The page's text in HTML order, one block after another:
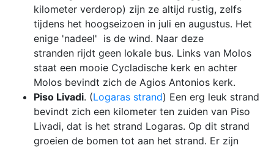
kilometer verderop) zijn ze altijd rustig, zelfs
tijdens het hoogseizoen in juli en augustus. Het
enige 'nadeel' is de wind. Naar deze
stranden rijdt geen lokale bus. Links van Molos
staat een mooie Cycladische kerk en achter
Molos bevindt zich de Agios Antonios kerk.
Piso Livadi. (Logaras strand) Een erg leuk strand
bevindt zich een kilometer ten zuiden van Piso
Livadi, dat is het strand Logaras. Op dit strand
groeien de bomen tot aan het strand. Er zijn